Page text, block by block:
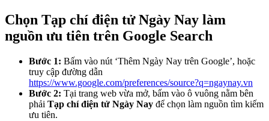
Chọn Tạp chí điện tử Ngày Nay làm
nguồn ưu tiên trên Google Search
Bước 1: Bấm vào nút ‘Thêm Ngày Nay trên Google’, hoặc
truy cập đường dẫn
https://www.google.com/preferences/source?q=ngaynay.vn
Bước 2: Tại trang web vừa mở, bấm vào ô vuông nằm bên
phải Tạp chí điện tử Ngày Nay để chọn làm nguồn tìm kiếm
ưu tiên.